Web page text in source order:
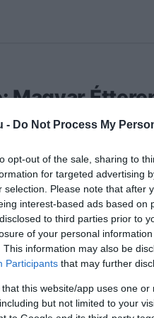
- Do Not Process My
opt-out of the sale, sharing to
for targeted advertising
selection. Please note that after
interest-based ads based
to third parties prior to
of your personal
This information may also be
Participants that may further
that this website/app uses one
but not limited to your
Magyar
, Szórakozóhelyek
az Etterem.hu-ra.
Saláta